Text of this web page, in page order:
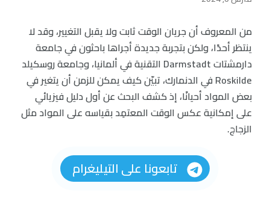
من المعروف أن جريان الوقت ثابت ولا يقبل التغيير، وقد لا
ينتظر أحدًا، ولكن بتجربة جديدة أجراها باحثون في جامعة
دارمشتات Darmstadt التقنية في ألمانيا، وجامعة روسكيلد
Roskilde في الدنمارك، تبيّن كيف يمكن للزمن أن يتغير في
بعض المواد أحيانًا، إذ كشف البحث عن أول دليل فيزيائي
على إمكانية عكس الوقت المعتمِد بقياسه على المواد مثل
الزجاج.
تابعونا على التيليغرام